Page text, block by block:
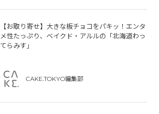
【お取り寄せ】大きな板チョコをパキッ！エンタ
メ性たっぷり、ベイクド・アルルの「北海道わっ
てらみす」
CAKE.TOKYO編集部